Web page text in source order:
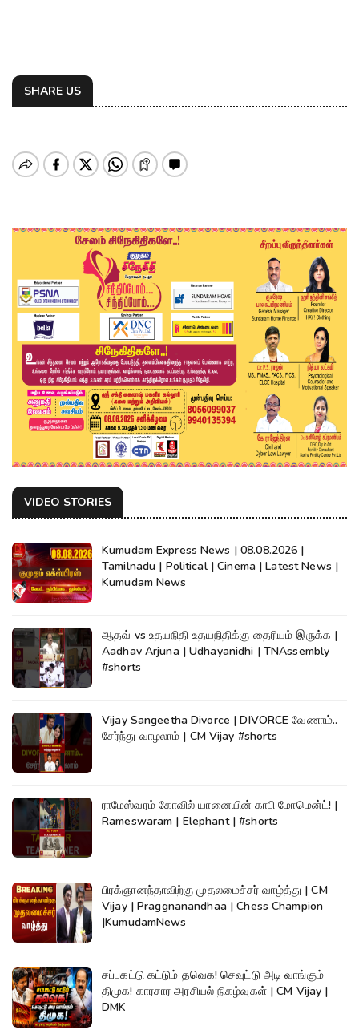
SHARE US
VIDEO STORIES
Kumudam Express News | 08.08.2026 |
Tamilnadu | Political | Cinema | Latest News |
Kumudam News
ஆதவ் vs உதயநிதி உதயநிதிக்கு தைரியம் இருக்க |
Aadhav Arjuna | Udhayanidhi | TNAssembly
#shorts
Vijay Sangeetha Divorce | DIVORCE வேணாம்..
சேர்ந்து வாழலாம் | CM Vijay #shorts
ராமேஸ்வரம் கோவில் யானையின் காபி மோமென்ட்! |
Rameswaram | Elephant | #shorts
பிரக்ஞானந்தாவிற்கு முதலமைச்சர் வாழ்த்து | CM
Vijay | Praggnanandhaa | Chess Champion
|KumudamNews
சப்பகட்டு கட்டும் தவெக! செவுட்டு அடி வாங்கும்
திமுக! காரசார அரசியல் நிகழ்வுகள் | CM Vijay |
DMK